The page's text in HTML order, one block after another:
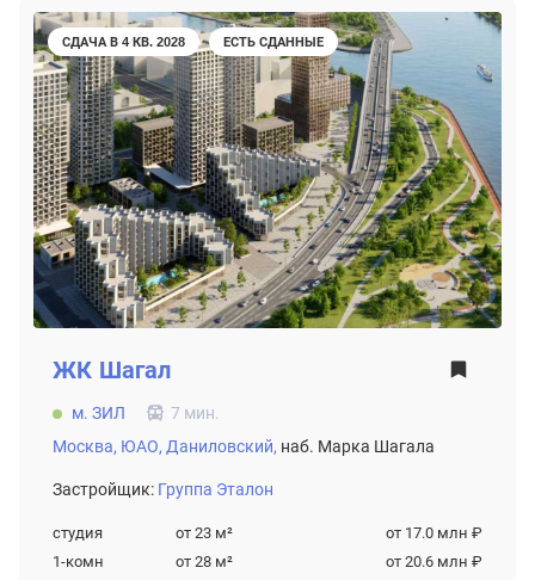
СДАЧА В 4 КВ. 2028 ЕСТЬ СДАННЫЕ
ЖК Шагал
м. ЗИЛ
7 мин.
Москва, ЮАО, Даниловский, наб. Марка Шагала
Застройщик: Группа Эталон
студия от 23 м²
от 17.0 млн ₽
1-комн
от 28 м²
от 20.6 млн ₽